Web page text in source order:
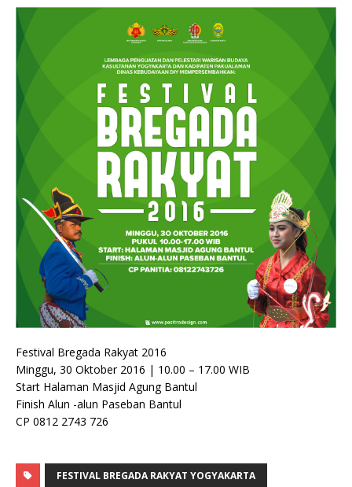
Festival Bregada Rakyat 2016
Minggu, 30 Oktober 2016 | 10.00 – 17.00 WIB
Start Halaman Masjid Agung Bantul
Finish Alun -alun Paseban Bantul
CP 0812 2743 726
FESTIVAL BREGADA RAKYAT YOGYAKARTA